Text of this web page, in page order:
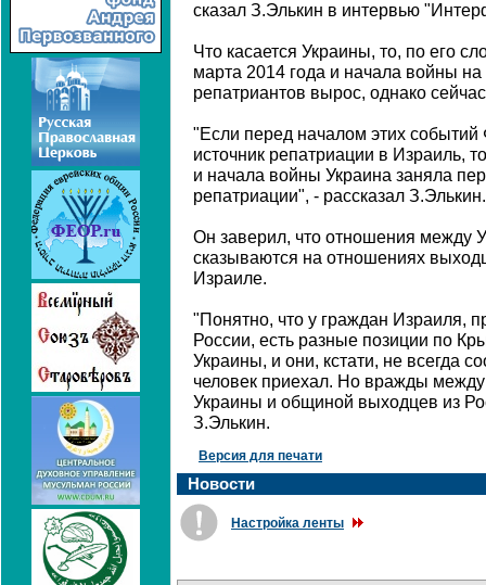
сказал З.Элькин в интервью
Что касается Украины, то, по его
марта 2014 года и начала войны на
репатриантов вырос, однако
"Если перед началом этих
источник репатриации в Израиль,
и начала войны Украина заняла
репатриации", - рассказал З.Элькин.
Он заверил, что отношения между
сказываются на отношениях
Израиле.
"Понятно, что у граждан Израиля,
России, есть разные позиции по
Украины, и они, кстати, не всегда
человек приехал. Но вражды
Украины и общиной выходцев из
З.Элькин.
Версия для печати
Новости
Настройка ленты